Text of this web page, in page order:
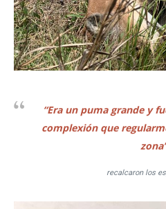
“Era un puma grande y
complexión que
recalcaron los